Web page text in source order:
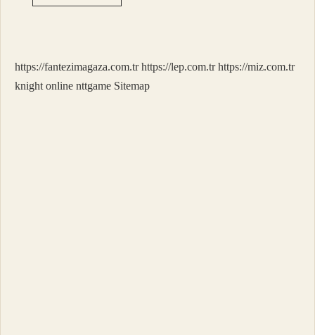
Paraziti
https://fantezimagaza.com.tr https://lep.com.tr https://miz.com.tr
knight online nttgame Sitemap